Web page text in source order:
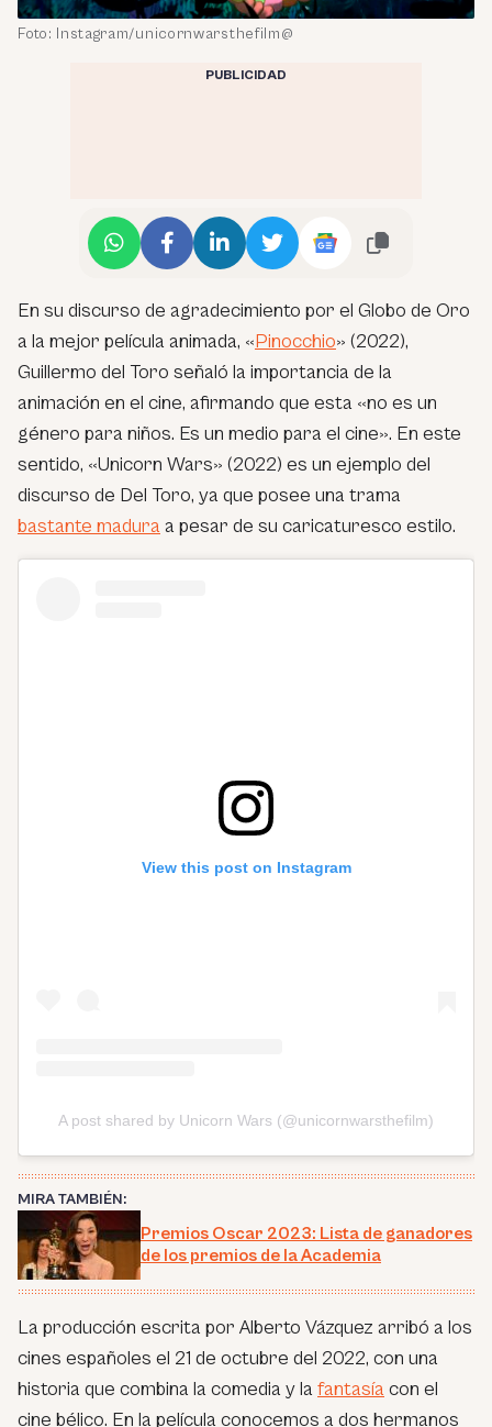
Foto: Instagram/unicornwarsthefilm@
PUBLICIDAD
En su discurso de agradecimiento por el Globo de Oro
a la mejor película animada, «Pinocchio» (2022),
Guillermo del Toro señaló la importancia de la
animación en el cine, afirmando que esta «no es un
género para niños. Es un medio para el cine». En este
sentido, «Unicorn Wars» (2022) es un ejemplo del
discurso de Del Toro, ya que posee una trama
bastante madura a pesar de su caricaturesco estilo.
View this post on Instagram
A post shared by Unicorn Wars (@unicornwarsthefilm)
MIRA TAMBIÉN:
Premios Oscar 2023: Lista de ganadores
de los premios de la Academia
La producción escrita por Alberto Vázquez arribó a los
cines españoles el 21 de octubre del 2022, con una
historia que combina la comedia y la fantasía con el
cine bélico. En la película conocemos a dos hermanos